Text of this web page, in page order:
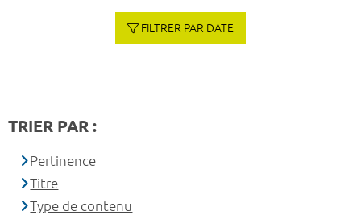
FILTRER PAR DATE
TRIER PAR :
Pertinence
Titre
Type de contenu